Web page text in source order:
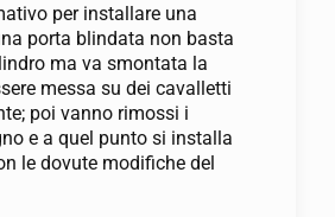
per installare una
porta blindata non basta
ma va smontata la
messa su dei cavalletti
poi vanno rimossi i
e a quel punto si installa
le dovute modifiche del